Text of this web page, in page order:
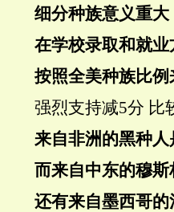
细分种族意义重大
在学校录取和就
按照全美种族比
强烈支持减5分 比
来自非洲的黑种
而来自中东的穆
还有来自墨西哥的